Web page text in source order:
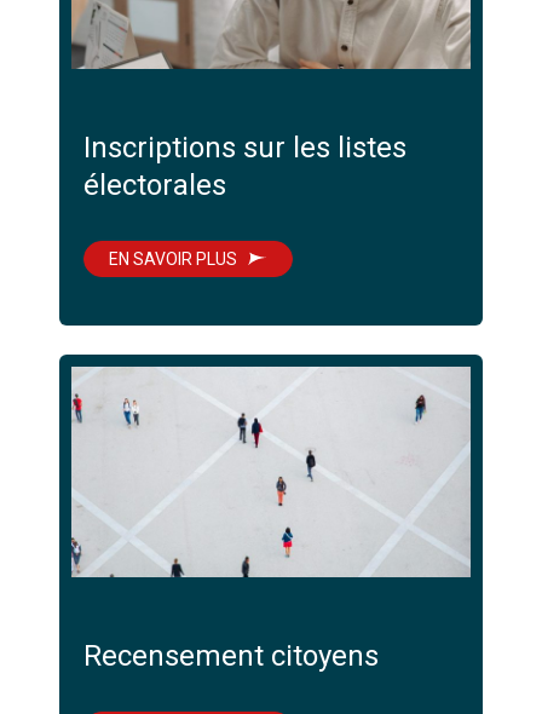
Inscriptions sur les listes
électorales
EN SAVOIR PLUS
Recensement citoyens